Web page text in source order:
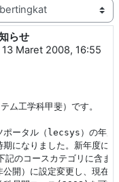
らせ
13 Maret 2008, 16:55
工学科甲斐）です。
ポータル（lecsys）の年度
期になりました。新年度に
記のコースカテゴリに含ま
開）に設定変更し、現在